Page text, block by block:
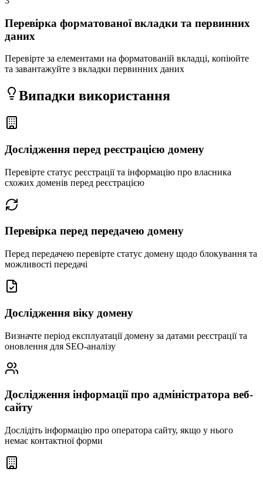
Перевірка форматованої вкладки та первинних
даних
Перевірте за елементами на форматованій вкладці, копіюйте
та завантажуйте з вкладки первинних даних
Випадки використання
Дослідження перед реєстрацією домену
Перевірте статус реєстрації та інформацію про власника
схожих доменів перед реєстрацією
Перевірка перед передачею домену
Перед передачею перевірте статус домену щодо блокування та
можливості передачі
Дослідження віку домену
Визначте період експлуатації домену за датами реєстрації та
оновлення для SEO-аналізу
Дослідження інформації про адміністратора веб-
сайту
Дослідіть інформацію про оператора сайту, якщо у нього
немає контактної форми